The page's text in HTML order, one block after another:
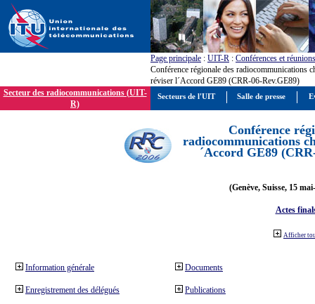
Page principale : UIT-R : Conférences et réunions
Conférence régionale des radiocommunications
réviser l´Accord GE89 (CRR-06-Rev.GE89)
Secteur des radiocommunications (UIT-
R)
Conférence
radiocommunications
´Accord GE89
(Genève, Suisse, 15
Actes
Afficher
Information générale
Enregistrement des délégués
Documents
Publications
Secteurs de l'UIT Salle de presse